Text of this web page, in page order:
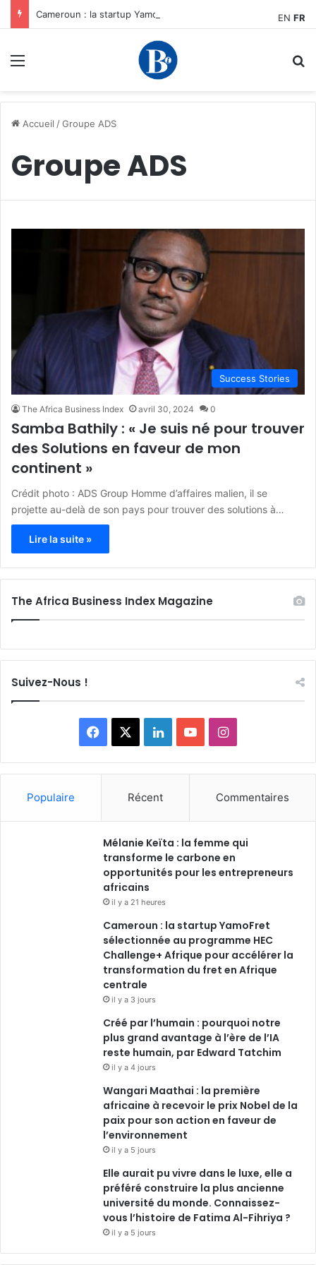
Cameroun : la startup YamoFret sélectionnée au programme HEC Challenge+ Afrique pour accélérer la transformation du fret en Afrique centrale
Accueil /Groupe ADS
Groupe ADS
Success Stories
The Africa Business Index avril 30, 2024 0
Samba Bathily : « Je suis né pour trouver
des Solutions en faveur de mon
continent »
Crédit photo : ADS Group Homme d’affaires malien, il se
projette au-delà de son pays pour trouver des solutions à…
Lire la suite »
The Africa Business Index Magazine
Suivez-Nous !
a
b
o
o
k
L
i
e
d
i
n
o
u
b
I
n
a
g
a
m
Populaire Récent Commentaires
Mélanie Keïta : la femme qui
transforme le carbone en
opportunités pour les entrepreneurs
africains
il y a 21 heures
Cameroun : la startup YamoFret
sélectionnée au programme HEC
Challenge+ Afrique pour accélérer la
transformation du fret en Afrique
centrale
il y a 3 jours
Créé par l’humain : pourquoi notre
plus grand avantage à l’ère de l’IA
reste humain, par Edward Tatchim
il y a 4 jours
Wangari Maathai : la première
africaine à recevoir le prix Nobel de la
paix pour son action en faveur de
l’environnement
il y a 5 jours
Elle aurait pu vivre dans le luxe, elle a
préféré construire la plus ancienne
université du monde. Connaissez-
vous l’histoire de Fatima Al-Fihriya ?
il y a 5 jours
EN FR